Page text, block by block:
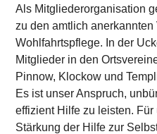
Als Mitgliederorganisation
zu den amtlich anerkannten
Wohlfahrtspflege. In der
Mitglieder in den
Pinnow, Klockow und
Es ist unser Anspruch,
effizient Hilfe zu leisten.
Stärkung der Hilfe zur